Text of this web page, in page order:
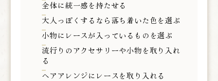
全体に統一感を持たせる
大人っぽくするなら落ち着いた色を選ぶ
小物にレースが入っているものを選ぶ
流行りのアクセサリーや小物を取り入れ
る
ヘアアレンジにレースを取り入れる